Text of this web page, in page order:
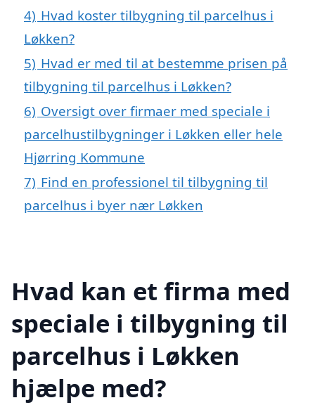
4) Hvad koster tilbygning til parcelhus i
Løkken?
5) Hvad er med til at bestemme prisen på
tilbygning til parcelhus i Løkken?
6) Oversigt over firmaer med speciale i
parcelhustilbygninger i Løkken eller hele
Hjørring Kommune
7) Find en professionel til tilbygning til
parcelhus i byer nær Løkken
Hvad kan et firma med
speciale i tilbygning til
parcelhus i Løkken
hjælpe med?